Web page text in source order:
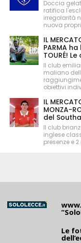
Doccia
ratifica
irregolarità
nuova
IL
PARMA
TOURÉ!
Il club
maliano
obiettivi
IL
MONZA-
del
Il club
inglese
presenze e
Le